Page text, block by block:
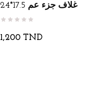
غلاف جزء عم 17.5*24
1,200 TND